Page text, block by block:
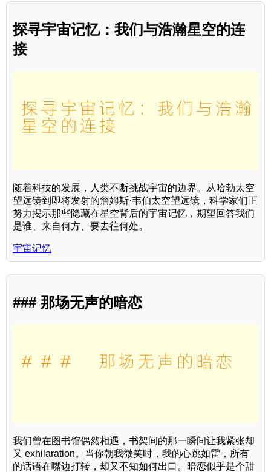
探寻宇宙记忆：我们与浩瀚星空的连
接
随着科技的发展，人类不断挑战宇宙的边界。从哈勃太空
望远镜到即将发射的詹姆斯·韦伯太空望远镜，科学家们正
努力揭示那些隐藏在星空背后的宇宙记忆，期望回答我们
是谁、来自何方、要去往何处。
宇宙记忆
### 那场无声的暗恋
我们曾在图书馆偶然相遇，书架间的那一瞬间让我紧张却
又 exhilaration。当你朝我微笑时，我的心跳如雷，所有
的话语在嘴边打转，却又不知如何出口。暗恋似乎是个甜